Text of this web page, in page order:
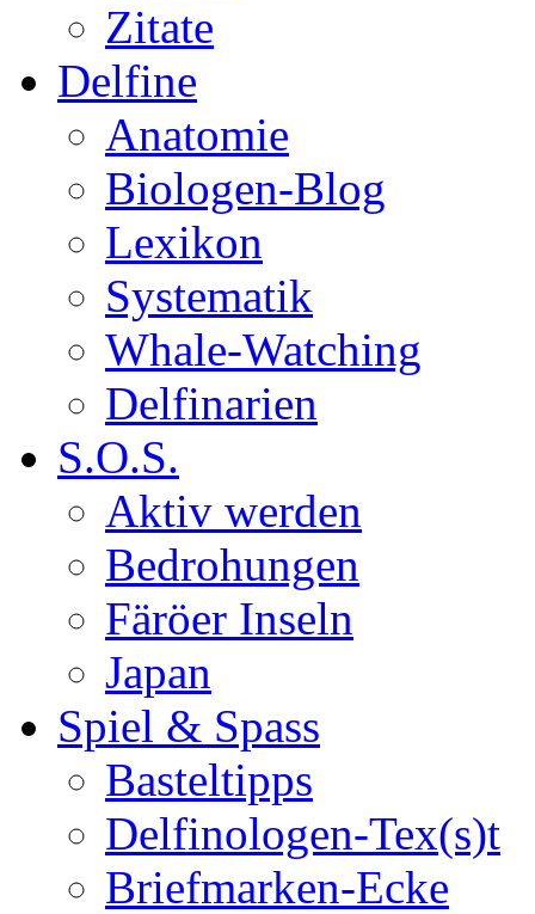
Zitate
Delfine
Anatomie
Biologen-Blog
Lexikon
Systematik
Whale-Watching
Delfinarien
S.O.S.
Aktiv werden
Bedrohungen
Färöer Inseln
Japan
Spiel & Spass
Basteltipps
Delfinologen-Tex(s)t
Briefmarken-Ecke